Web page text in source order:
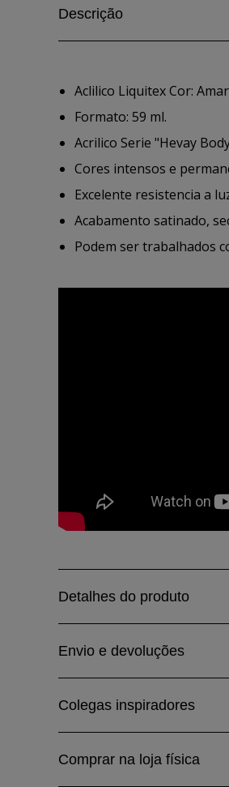
Descrição
Aclilico Liquitex Cor:
Formato: 59 ml.
Acrilico Serie "Hevay
Cores intensos e
Excelente resistencia a
Acabamento satinado,
Podem ser trabalhados
Detalhes do produto
Envio e devoluções
Colegas inspiradores
Comprar na loja física